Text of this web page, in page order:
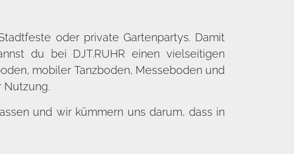
oder private Gartenpartys. Damit
du bei DJT.RUHR einen vielseitigen
mobiler Tanzboden, Messeboden und
Nutzung.
und wir kümmern uns darum, dass in